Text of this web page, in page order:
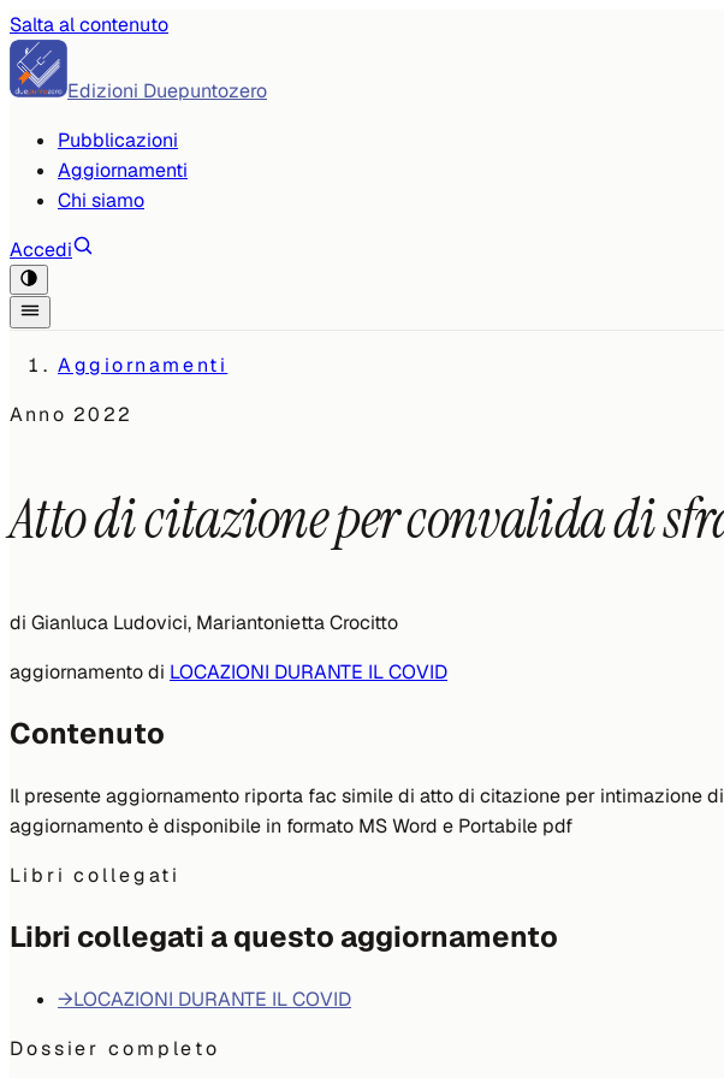
Salta al contenuto
Edizioni Duepuntozero
Pubblicazioni
Aggiornamenti
Chi siamo
Accedi
Aggiornamenti
Anno2022
Atto di citazione per convalida di
di Gianluca Ludovici, Mariantonietta Crocitto
aggiornamento di LOCAZIONI DURANTE IL COVID
Contenuto
Il presente aggiornamento riporta fac simile di atto di citazione per intimazione
aggiornamento è disponibile in formato MS Word e Portabile pdf
Libri collegati
Libri collegati a questo aggiornamento
→LOCAZIONI DURANTE IL COVID
Dossier completo